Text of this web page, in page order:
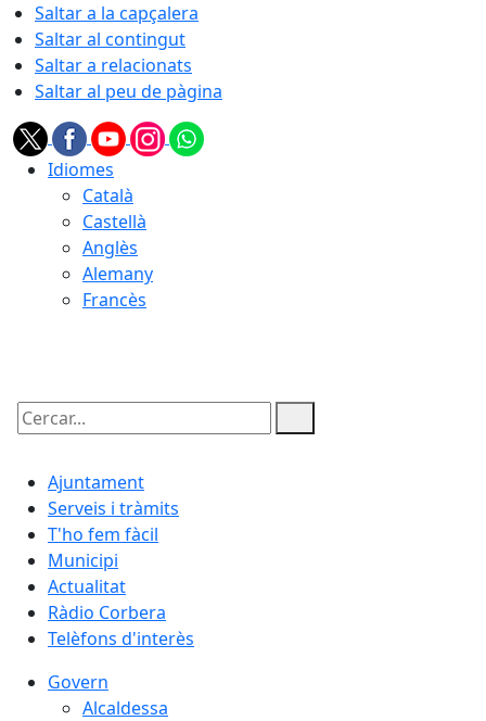
Saltar a la capçalera
Saltar al contingut
Saltar a relacionats
Saltar al peu de pàgina
Idiomes
Català
Castellà
Anglès
Alemany
Francès
Cercar:
Ajuntament
Serveis i tràmits
T'ho fem fàcil
Municipi
Actualitat
Ràdio Corbera
Telèfons d'interès
Govern
Alcaldessa